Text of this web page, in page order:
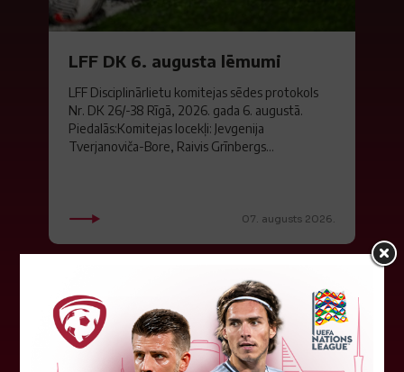
LFF DK 6. augusta lēmumi
LFF Disciplinārlietu komitejas sēdes protokols
Nr. DK 26/-38 Rīgā, 2026. gada 6. augustā.
Piedalās:Komitejas locekļi: Jevgenija
Tverjanoviča-Bore, Raivis Grīnbergs...
07. augusts 2026.